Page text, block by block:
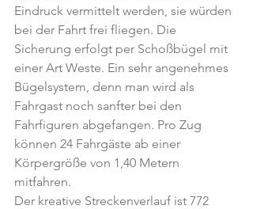
Eindruck vermittelt werden, sie würden
bei der Fahrt frei fliegen. Die
Sicherung erfolgt per Schoßbügel mit
einer Art Weste. Ein sehr angenehmes
Bügelsystem, denn man wird als
Fahrgast noch sanfter bei den
Fahrfiguren abgefangen. Pro Zug
können 24 Fahrgäste ab einer
Körpergröße von 1,40 Metern
mitfahren.
Der kreative Streckenverlauf ist 772